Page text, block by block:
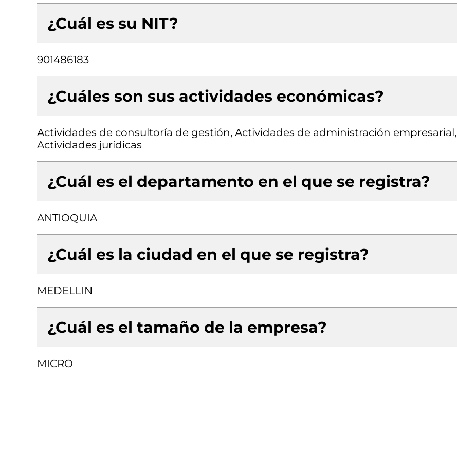
¿Cuál es su NIT?
901486183
¿Cuáles son sus actividades económicas?
Actividades de consultoría de gestión, Actividades de administración empresarial,
Actividades jurídicas
¿Cuál es el departamento en el que se registra?
ANTIOQUIA
¿Cuál es la ciudad en el que se registra?
MEDELLIN
¿Cuál es el tamaño de la empresa?
MICRO